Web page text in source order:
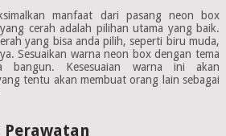
manfaat dari pasang neon box
cerah adalah pilihan utama yang baik.
yang bisa anda pilih, seperti biru muda,
Sesuaikan warna neon box dengan tema
bangun. Kesesuaian warna ini akan
tentu akan membuat orang lain sebagai
Perawatan